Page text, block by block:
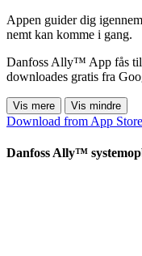
Appen guider dig
nemt kan komme i gang.
Danfoss Ally™ App fås til
downloades gratis fra
Vis mere Vis mindre
Download from App Store
Danfoss Ally™